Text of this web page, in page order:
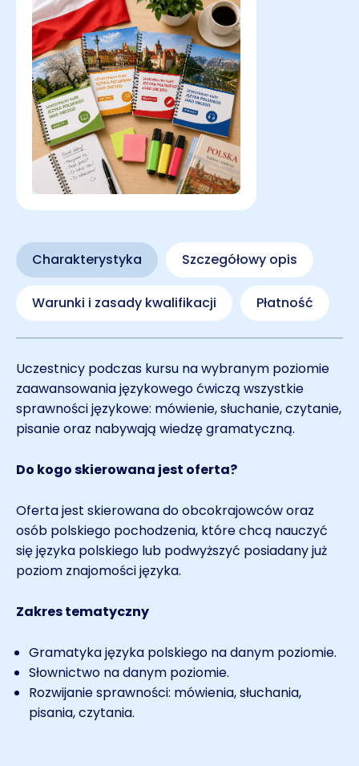
Charakterystyka Szczegółowy opis
Warunki i zasady kwalifikacji Płatność
Uczestnicy podczas kursu na wybranym poziomie
zaawansowania językowego ćwiczą wszystkie
sprawności językowe: mówienie, słuchanie, czytanie,
pisanie oraz nabywają wiedzę gramatyczną.
Do kogo skierowana jest oferta?
Oferta jest skierowana do obcokrajowców oraz
osób polskiego pochodzenia, które chcą nauczyć
się języka polskiego lub podwyższyć posiadany już
poziom znajomości języka.
Zakres tematyczny
Gramatyka języka polskiego na danym poziomie.
Słownictwo na danym poziomie.
Rozwijanie sprawności: mówienia, słuchania,
pisania, czytania.